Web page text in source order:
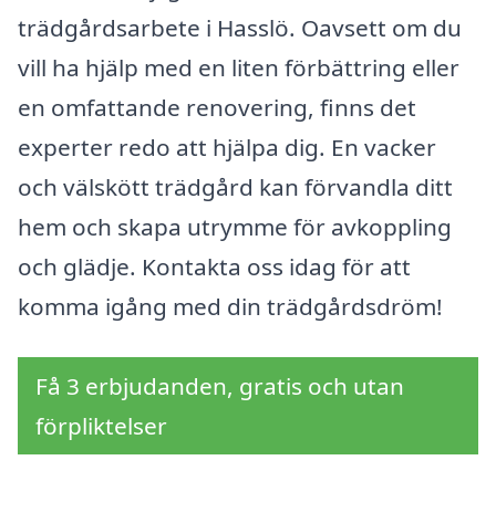
trädgårdsarbete i Hasslö. Oavsett om du
vill ha hjälp med en liten förbättring eller
en omfattande renovering, finns det
experter redo att hjälpa dig. En vacker
och välskött trädgård kan förvandla ditt
hem och skapa utrymme för avkoppling
och glädje. Kontakta oss idag för att
komma igång med din trädgårdsdröm!
Få 3 erbjudanden, gratis och utan
förpliktelser